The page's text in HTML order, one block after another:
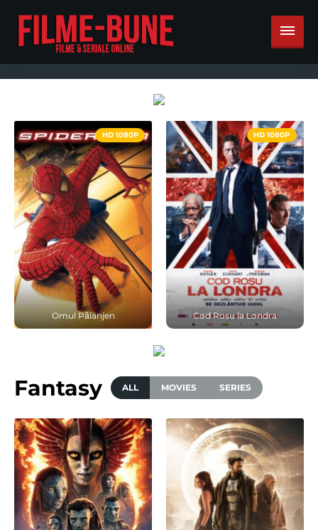
HD 1080P
Omul Păianjen
HD 1080P
Cod Rosu la Londra
Fantasy ALL MOVIES SERIES